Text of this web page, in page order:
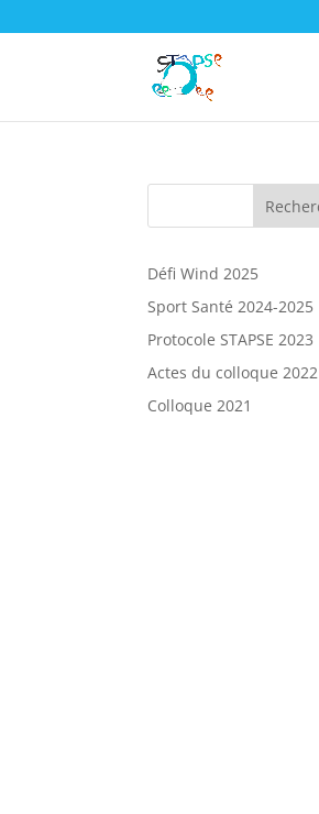
Défi Wind 2025
Sport Santé 2024-2025
Protocole STAPSE 2023
Actes du colloque 2022
Colloque 2021